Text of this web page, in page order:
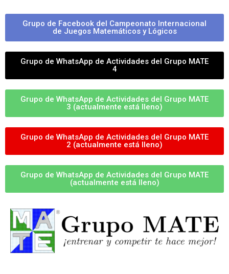
Grupo de Facebook del Campeonato Internacional
de Juegos Matemáticos y Lógicos
Grupo de WhatsApp de Actividades del Grupo MATE
4
Grupo de WhatsApp de Actividades del Grupo MATE
3 (actualmente está lleno)
Grupo de WhatsApp de Actividades del Grupo MATE
2 (actualmente está lleno)
Grupo de WhatsApp de Actividades del Grupo MATE
(actualmente está lleno)